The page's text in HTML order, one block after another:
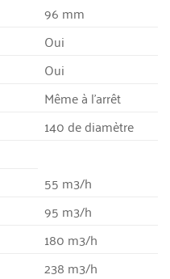
96 mm
Oui
Oui
Même à l’arrêt
140 de diamètre
55 m3/h
95 m3/h
180 m3/h
238 m3/h